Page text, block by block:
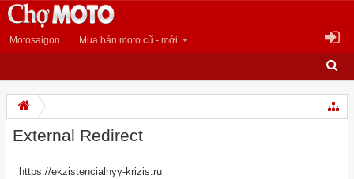
Motosaigon Mua bán moto cũ - mới
External Redirect
https://ekzistencialnyy-krizis.ru